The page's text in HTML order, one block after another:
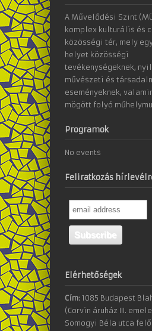
A Művelődési Szint
komplex kulturális és
közösségi tér, mely
helyet közösségi
tevékenységeknek,
művészeti és
eseményeknek,
mögött folyó
Programok
No events
Feliratkozás
Elérhetőségek
Cím: 1085 Budapest
(Corvin áruház III.
Somogyi Béla utca